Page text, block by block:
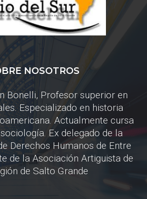
NOSOTROS
Bonelli, Profesor superior en
Especializado en historia
Actualmente cursa
Ex delegado de la
Derechos Humanos de Entre
de la Asociación Artiguista de
de Salto Grande